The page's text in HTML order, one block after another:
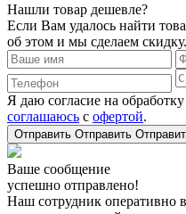
Нашли товар дешевле?
Если Вам удалось найти
об этом и мы сделаем скидку.
Я даю согласие на
соглашаюсь с офертой.
Отправить Отправить
Ваше сообщение
успешно отправлено!
Наш сотрудник оперативно